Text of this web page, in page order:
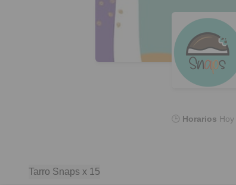
🕒 Horarios Hoy
Tarro Snaps x 15